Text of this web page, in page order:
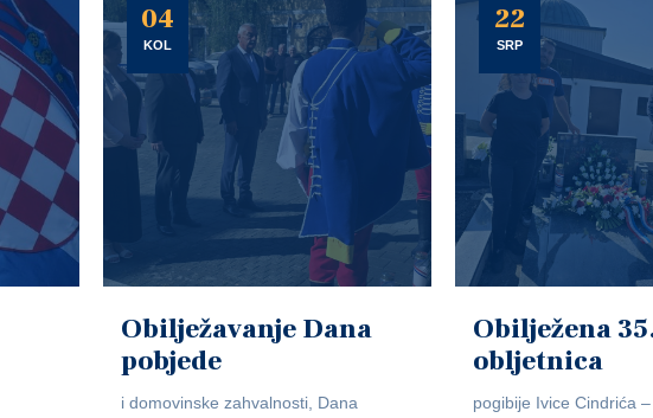
04
KOL
Obilježavanje Dana
pobjede
i domovinske zahvalnosti, Dana
22
SRP
Obilježena
obljetnica
pogibije Ivice Cindrića –